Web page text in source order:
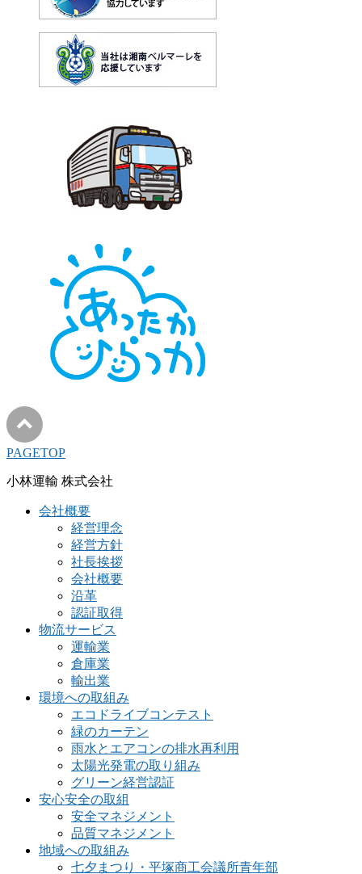
PAGETOP
小林運輸 株式会社
会社概要
経営理念
経営方針
社長挨拶
会社概要
沿革
認証取得
物流サービス
運輸業
倉庫業
輸出業
環境への取組み
エコドライブコンテスト
緑のカーテン
雨水とエアコンの排水再利用
太陽光発電の取り組み
グリーン経営認証
安心安全の取組
安全マネジメント
品質マネジメント
地域への取組み
七夕まつり・平塚商工会議所青年部